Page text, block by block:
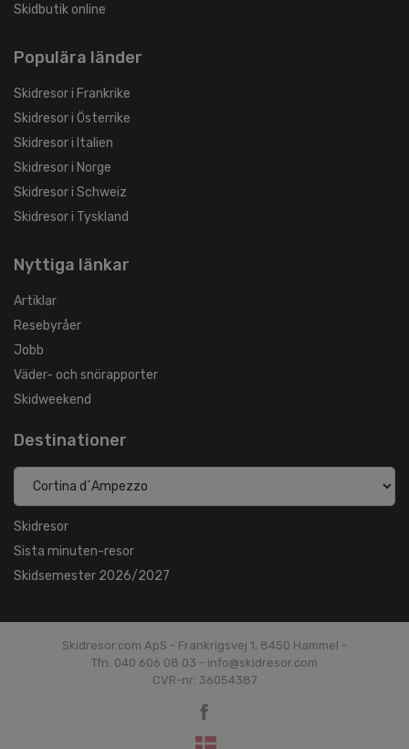
Skidbutik online
Populära länder
Skidresor i Frankrike
Skidresor i Österrike
Skidresor i Italien
Skidresor i Norge
Skidresor i Schweiz
Skidresor i Tyskland
Nyttiga länkar
Artiklar
Resebyråer
Jobb
Väder- och snörapporter
Skidweekend
Destinationer
Skidresor
Sista minuten-resor
Skidsemester 2026/2027
Skidresor.com ApS - Frankrigsvej 1, 8450 Hammel -
Tfn: 040 606 08 03 - info@skidresor.com
CVR-nr: 36054387